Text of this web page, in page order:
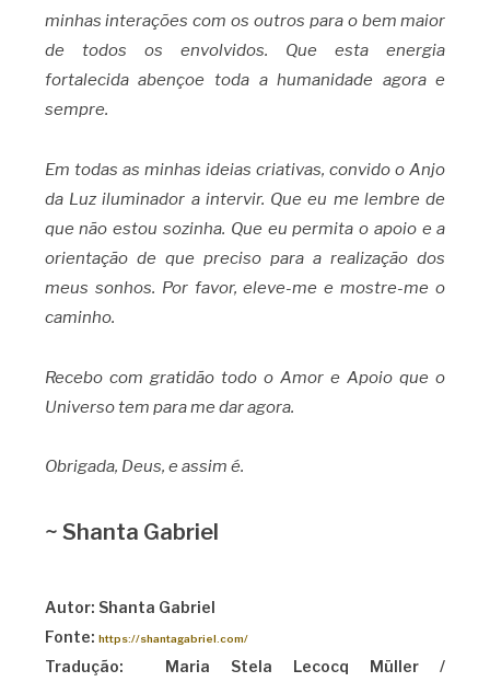
minhas interações com os outros para o bem maior
de todos os envolvidos. Que esta energia
fortalecida abençoe toda a humanidade agora e
sempre.
Em todas as minhas ideias criativas, convido o Anjo
da Luz iluminador a intervir. Que eu me lembre de
que não estou sozinha. Que eu permita o apoio e a
orientação de que preciso para a realização dos
meus sonhos. Por favor, eleve-me e mostre-me o
caminho.
Recebo com gratidão todo o Amor e Apoio que o
Universo tem para me dar agora.
Obrigada, Deus, e assim é.
~ Shanta Gabriel
Autor: Shanta Gabriel
Fonte: https://shantagabriel.com/
Tradução: Maria Stela Lecocq Müller /